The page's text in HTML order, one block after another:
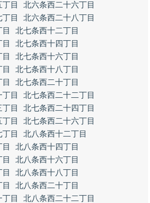
目
北六条西二十六丁目
目
北六条西二十八丁目
北七条西十二丁目
北七条西十四丁目
北七条西十六丁目
北七条西十八丁目
北七条西二十丁目
目
北七条西二十二丁目
目
北七条西二十四丁目
目
北七条西二十六丁目
目
北八条西十二丁目
北八条西十四丁目
北八条西十六丁目
北八条西十八丁目
北八条西二十丁目
目
北八条西二十二丁目